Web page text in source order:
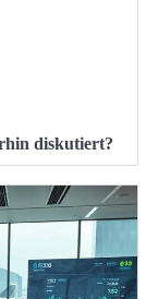
diskutiert?